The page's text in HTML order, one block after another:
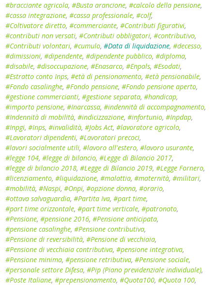
#bracciante agricola,#Busta arancione,#calcolo della pensione,
#cassa integrazione,#cassa professionale,#colf,
#Coltivatore diretto,#commerciante,#Contributi figurativi,
#contributi non versati,#Contributi obbligatori,#contributivo,
#Contributi volontari,#cumulo,#Data di liquidazione,#decesso,
#dimissioni,#dipendente,#dipendente pubblico,#diploma,
#disabile,#disoccupazione,#Enasarco,#Enpals,#Esodati,
#Estratto conto Inps,#età di pensionamento,#età pensionabile,
#Fondo casalinghe,#Fondo pensione,#Fondo pensione aperto,
#gestione commercianti,#gestione separata,#handicap,
#importo pensione,#Inarcassa,#indennità di accompagnamento,
#Indennità di mobilità,#indicizzazione,#infortunio,#Inpdap,
#Inpgi,#Inps,#invalidità,#Jobs Act,#lavoratore agricolo,
#Lavoratori dipendenti,#Lavoratori precoci,
#lavori socialmente utili,#lavoro all'estero,#lavoro usurante,
#legge 104,#legge di bilancio,#Legge di Bilancio 2017,
#legge di bilancio 2018,#Legge di Bilancio 2019,#Legge Fornero,
#licenziamento,#liquidazione,#malattia,#maternità,#militari,
#mobilità,#Naspi,#Onpi,#opzione donna,#orario,
#ottava salvaguardia,#Partita Iva,#part time,
#part time orizzontale,#part time verticale,#patronato,
#Pensione,#pensione 2016,#Pensione anticipata,
#pensione casalinghe,#Pensione contributiva,
#Pensione di reversibilità,#Pensione di vecchiaia,
#Pensione di vecchiaia contributiva,#pensione integrativa,
#Pensione minima,#pensione retributiva,#Pensione sociale,
#personale settore Difesa,#Pip (Piano previdenziale individuale),
#Poste Italiane,#prepensionamento,#Quota100,#Quota 100,